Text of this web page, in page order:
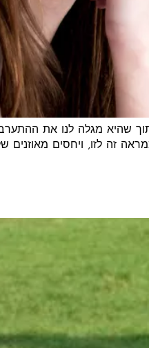
שהיא מגלה לנו את
זה לזו, ויחסים מאוזנים